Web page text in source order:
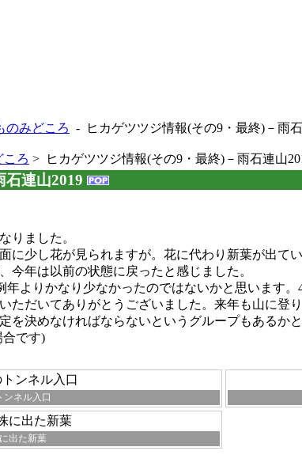
のみどころ - ヒカゲツツジ情報(その9・最終)－雨
ころ > ヒカゲツツジ情報(その9・最終)－雨石連山
石連山2019
りました。
に少し花が見られますが。花に代わり新葉が出てい
今年は以前の状態に戻ったと感じました。
よりかなり少なかったのではないかと思います。
ただいてありがとうございました。来年も山に登
を決めなければならないというグループもある
合です)
ンネル入口
出た新葉